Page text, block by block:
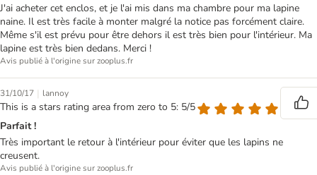
J'ai acheter cet enclos, et je l'ai mis dans ma chambre pour ma lapine
naine. Il est très facile à monter malgré la notice pas forcément claire.
Même s'il est prévu pour être dehors il est très bien pour l'intérieur. Ma
lapine est très bien dedans. Merci !
Avis publié à l'origine sur zooplus.fr
31/10/17 | lannoy
This is a stars rating area from zero to 5: 5/5
Parfait !
Très important le retour à l'intérieur pour éviter que les lapins ne
creusent.
Avis publié à l'origine sur zooplus.fr